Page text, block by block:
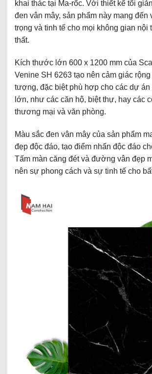
khai thác tại Ma-rốc. Với thiết kế tối
đen vân mây, sản phẩm này mang đến
trọng và tinh tế cho mọi không gian nội
thất.
Kích thước lớn 600 x 1200 mm của
Venine SH 6263 tạo nên cảm giác rộng
tượng, đặc biệt phù hợp cho các dự án
lớn, như các căn hộ, biệt thự, hay các
thương mại và văn phòng.
Màu sắc đen vân mây của sản phẩm
đẹp độc đáo, tạo điểm nhấn độc đáo
Tấm màn căng đét và đường vân đẹp
nên sự phong cách và sự tinh tế cho